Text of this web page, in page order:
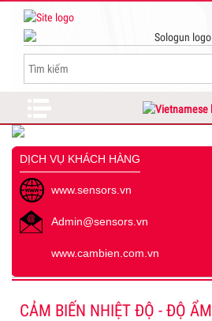
DỊCH VỤ KHÁCH HÀNG
www.sensors.vn
Admin@sensors.vn
www.cambien.com.vn
CẢM BIẾN NHIỆT ĐỘ - ĐỘ ẨM